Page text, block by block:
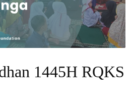
1445H RQKS